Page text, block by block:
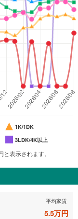
1K/1DK
3LDK/4K以上
表示されます。
平均家賃
5.5万円